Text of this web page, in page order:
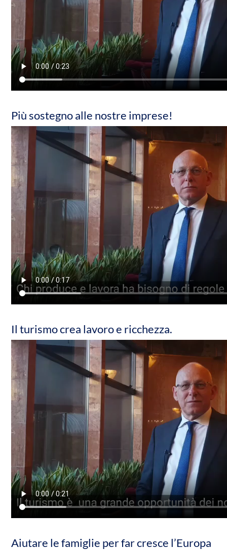
Più sostegno alle nostre imprese!
Il turismo crea lavoro e ricchezza.
Aiutare le famiglie per far cresce l’Europa